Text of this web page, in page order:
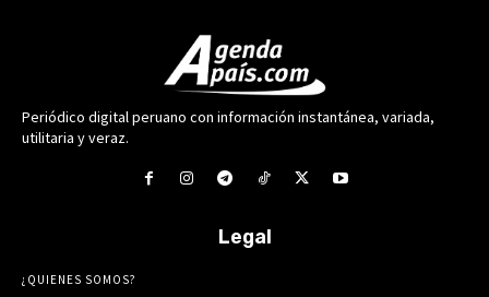
Periódico digital peruano con información instantánea, variada,
utilitaria y veraz.
Legal
¿QUIENES SOMOS?